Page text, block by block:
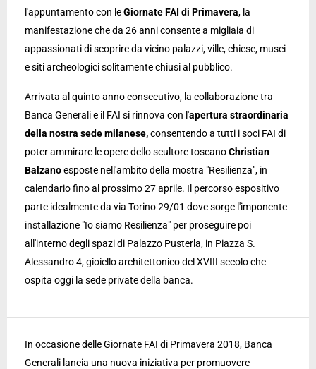
l'appuntamento con leGiornate FAI di Primavera, la
manifestazione che da 26 anni consente a migliaia di
appassionati di scoprire da vicino palazzi, ville, chiese, musei
e siti archeologici solitamente chiusi al pubblico.
Arrivata al quinto anno consecutivo, la collaborazione tra
Banca Generali e il FAI si rinnova con l'apertura straordinaria
della nostra sede milanese,consentendo a tutti i soci FAI di
poter ammirare le opere dello scultore toscanoChristian
Balzanoesposte nell'ambito della mostra "Resilienza", in
calendario fino al prossimo 27 aprile. Il percorso espositivo
parte idealmente da via Torino 29/01 dove sorge l'imponente
installazione "Io siamo Resilienza" per proseguire poi
all'interno degli spazi di Palazzo Pusterla, in Piazza S.
Alessandro 4, gioiello architettonico del XVIII secolo che
ospita oggi la sede private della banca.
In occasione delle Giornate FAI di Primavera 2018, Banca
Generali lancia una nuova iniziativa per promuovere